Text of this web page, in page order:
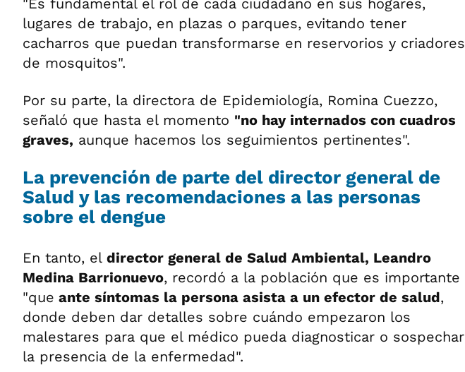
"Es fundamental el rol de cada ciudadano en sus hogares,
lugares de trabajo, en plazas o parques, evitando tener
cacharros que puedan transformarse en reservorios y criadores
de mosquitos".
Por su parte, la directora de Epidemiología, Romina Cuezzo,
señaló que hasta el momento "no hay internados con cuadros
graves, aunque hacemos los seguimientos pertinentes".
La prevención de parte del director general de
Salud y las recomendaciones a las personas
sobre el dengue
En tanto, el director general de Salud Ambiental, Leandro
Medina Barrionuevo, recordó a la población que es importante
"que ante síntomas la persona asista a un efector de salud,
donde deben dar detalles sobre cuándo empezaron los
malestares para que el médico pueda diagnosticar o sospechar
la presencia de la enfermedad".